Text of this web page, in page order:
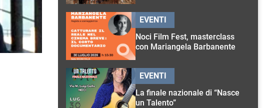
Noci Film Fest, masterclass
con Mariangela Barbanente
EVENTI
La finale nazionale di “Nasce
un Talento”
EVENTI